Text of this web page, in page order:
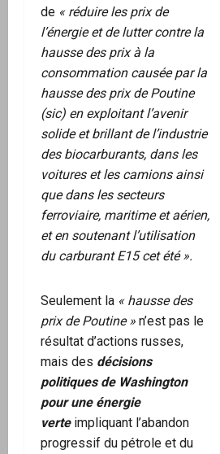
de « réduire les prix de
l’énergie et de lutter contre la
hausse des prix à la
consommation causée par la
hausse des prix de Poutine
(sic) en exploitant l’avenir
solide et brillant de l’industrie
des biocarburants, dans les
voitures et les camions ainsi
que dans les secteurs
ferroviaire, maritime et aérien,
et en soutenant l’utilisation
du carburant E15 cet été ».
Seulement la « hausse des
prix de Poutine » n’est pas le
résultat d’actions russes,
mais des décisions
politiques de Washington
pour une énergie
verteimpliquant l’abandon
progressif du pétrole et du